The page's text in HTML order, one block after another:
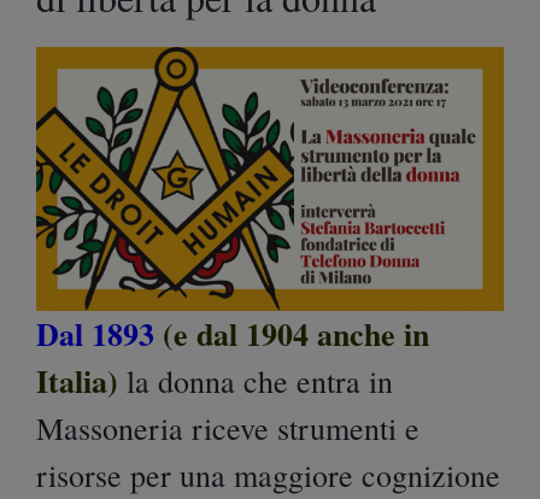
Dal 1893 (e dal 1904 anche in
Italia) la donna che entra in
Massoneria riceve strumenti e
risorse per una maggiore cognizione